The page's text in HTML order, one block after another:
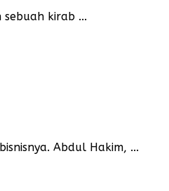
kirab ...
Abdul Hakim, ...